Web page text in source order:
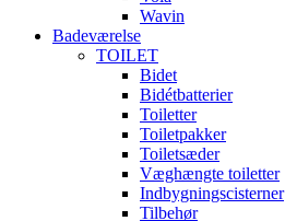
Wavin
Badeværelse
TOILET
Bidet
Bidétbatterier
Toiletter
Toiletpakker
Toiletsæder
Væghængte toiletter
Indbygningscisterner
Tilbehør